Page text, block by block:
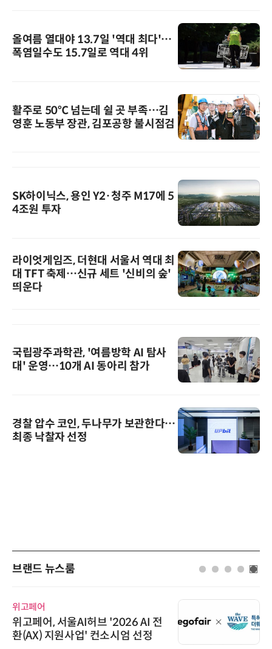
올여름 열대야 13.7일 '역대 최다'…
폭염일수도 15.7일로 역대 4위
활주로 50℃ 넘는데 쉴 곳 부족…김
영훈 노동부 장관, 김포공항 불시점검
SK하이닉스, 용인 Y2·청주 M17에 5
4조원 투자
라이엇게임즈, 더현대 서울서 역대 최
대 TFT 축제…신규 세트 '신비의 숲'
띄운다
국립광주과학관, '여름방학 AI 탐사
대' 운영…10개 AI 동아리 참가
경찰 압수 코인, 두나무가 보관한다…
최종 낙찰자 선정
브랜드 뉴스룸
위고페어
위고페어, 서울AI허브 '2026 AI 전
환(AX) 지원사업' 컨소시엄 선정